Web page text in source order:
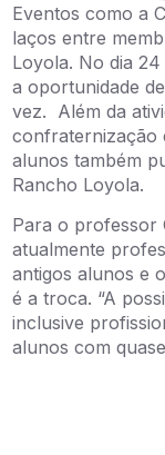
Eventos como a
laços entre
Loyola. No dia
a oportunidade
vez. Além da
confraternização
alunos também
Rancho Loyola.
Para o professor
atualmente
antigos alunos e
é a troca. “A
inclusive
alunos com